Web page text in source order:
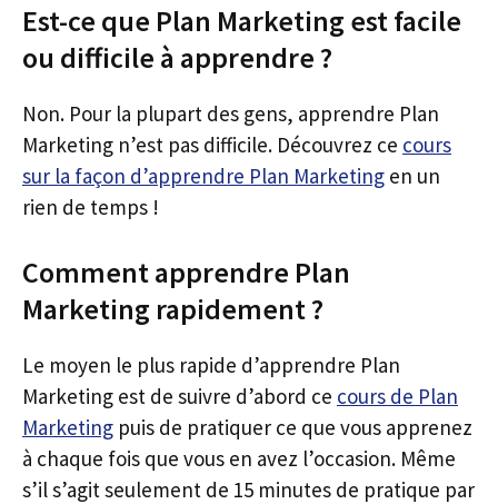
Est-ce que Plan Marketing est facile
ou difficile à apprendre ?
Non. Pour la plupart des gens, apprendre Plan
Marketing n’est pas difficile. Découvrez ce cours
sur la façon d’apprendre Plan Marketing en un
rien de temps !
Comment apprendre Plan
Marketing rapidement ?
Le moyen le plus rapide d’apprendre Plan
Marketing est de suivre d’abord ce cours de Plan
Marketing puis de pratiquer ce que vous apprenez
à chaque fois que vous en avez l’occasion. Même
s’il s’agit seulement de 15 minutes de pratique par